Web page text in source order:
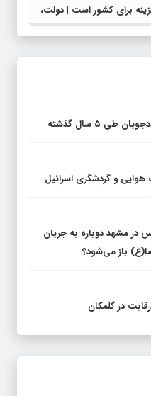
برای کشور است | دولت،
عوامل اصلی ناترازی را
و گردشگری اسرائیل
در مشهد دوباره به جریان
باز می‌شود؟